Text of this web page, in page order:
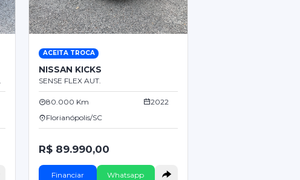
ACEITA TROCA
NISSAN KICKS
SENSE FLEX AUT.
80.000 Km
2022
Florianópolis/SC
R$ 89.990,00
Financiar Whatsapp